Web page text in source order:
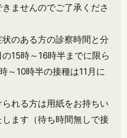
ませんのでご了承くださ
のある方の診察時間と分
15時～16時半までに限ら
～10時半の接種は11月に
れる方は用紙をお持ちい
ます（待ち時間無しで接